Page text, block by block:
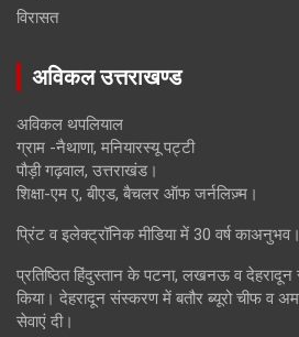
विरासत
अविकल उत्तराखण्ड
अविकल थपलियाल
ग्राम -नैथाणा, मनियारस्यू पट्टी
पौड़ी गढ़वाल, उत्तराखंड।
शिक्षा-एम ए, बीएड, बैचलर ऑफ जर्नलिज़्म।
प्रिंट व इलेक्ट्रॉनिक मीडिया में 30 वर्ष काअनुभव।
प्रतिष्ठित हिंदुस्तान के पटना, लखनऊ व
किया। देहरादून संस्करण में बतौर ब्यूरो चीफ व
सेवाएं दी।